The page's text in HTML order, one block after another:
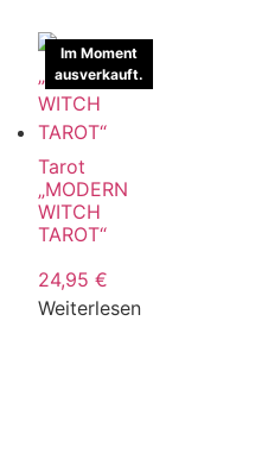
Im Moment
ausverkauft.
Tarot
„MODERN
WITCH
TAROT“
24,95 €
Weiterlesen